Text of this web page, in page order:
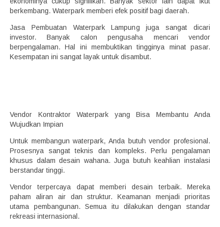
berkembang. Waterpark memberi efek positif bagi daerah.
Jasa Pembuatan Waterpark Lampung juga sangat dicari
investor. Banyak calon pengusaha mencari vendor
berpengalaman. Hal ini membuktikan tingginya minat pasar.
Kesempatan ini sangat layak untuk disambut.
Vendor Kontraktor Waterpark yang Bisa Membantu Anda
Wujudkan Impian
Untuk membangun waterpark, Anda butuh vendor profesional.
Prosesnya sangat teknis dan kompleks. Perlu pengalaman
khusus dalam desain wahana. Juga butuh keahlian instalasi
berstandar tinggi.
Vendor terpercaya dapat memberi desain terbaik. Mereka
paham aliran air dan struktur. Keamanan menjadi prioritas
utama pembangunan. Semua itu dilakukan dengan standar
rekreasi internasional.